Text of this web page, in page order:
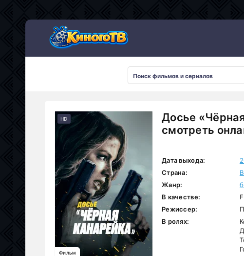
Досье
смотреть
HD
Фильм
Дата выхода:
Страна:
Жанр:
В качестве:
Режиссер:
В ролях: